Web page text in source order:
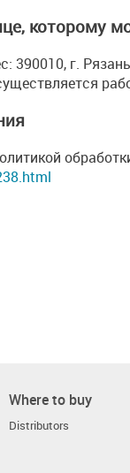
которому
390010, г.
Where to buy
Distributors